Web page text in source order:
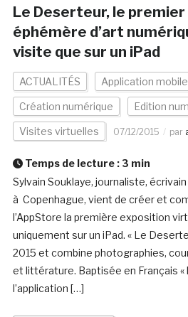
Le Deserteur, le
éphémère d’art
visite que sur un iPad
ACTUALITÉS Application mobile
Création numérique Edition
Visites virtuelles 07/12/2015 par
Temps de lecture : 3 min
Sylvain Souklaye, journaliste,
à Copenhague, vient de créer et
l’AppStore la première exposition
uniquement sur un iPad. « Le
2015 et combine photographies,
et littérature. Baptisée en Français «
l’application […]